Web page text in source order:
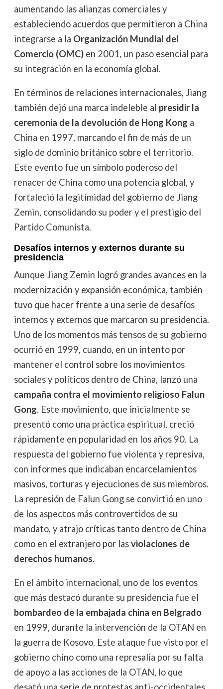
aumentando las alianzas comerciales y
estableciendo acuerdos que permitieron a China
integrarse a la Organización Mundial del
Comercio (OMC)en 2001, un paso esencial para
su integración en la economía global.
En términos de relaciones internacionales, Jiang
también dejó una marca indeleble al presidir la
ceremonia de la devolución de Hong Kong a
China en 1997, marcando el fin de más de un
siglo de dominio británico sobre el territorio.
Este evento fue un símbolo poderoso del
renacer de China como una potencia global, y
fortaleció la legitimidad del gobierno de Jiang
Zemin, consolidando su poder y el prestigio del
Partido Comunista.
Desafíos internos y externos durante su
presidencia
Aunque Jiang Zemin logró grandes avances en la
modernización y expansión económica, también
tuvo que hacer frente a una serie de desafíos
internos y externos que marcaron su presidencia.
Uno de los momentos más tensos de su gobierno
ocurrió en 1999, cuando, en un intento por
mantener el control sobre los movimientos
sociales y políticos dentro de China, lanzó una
campaña contra el movimiento religioso Falun
Gong. Este movimiento, que inicialmente se
presentó como una práctica espiritual, creció
rápidamente en popularidad en los años 90. La
respuesta del gobierno fue violenta y represiva,
con informes que indicaban encarcelamientos
masivos, torturas y ejecuciones de sus miembros.
La represión de Falun Gong se convirtió en uno
de los aspectos más controvertidos de su
mandato, y atrajo críticas tanto dentro de China
como en el extranjero por lasviolaciones de
derechos humanos.
En el ámbito internacional, uno de los eventos
que más destacó durante su presidencia fue el
bombardeo de la embajada china en Belgrado
en 1999, durante la intervención de la OTAN en
la guerra de Kosovo. Este ataque fue visto por el
gobierno chino como una represalia por su falta
de apoyo a las acciones de la OTAN, lo que